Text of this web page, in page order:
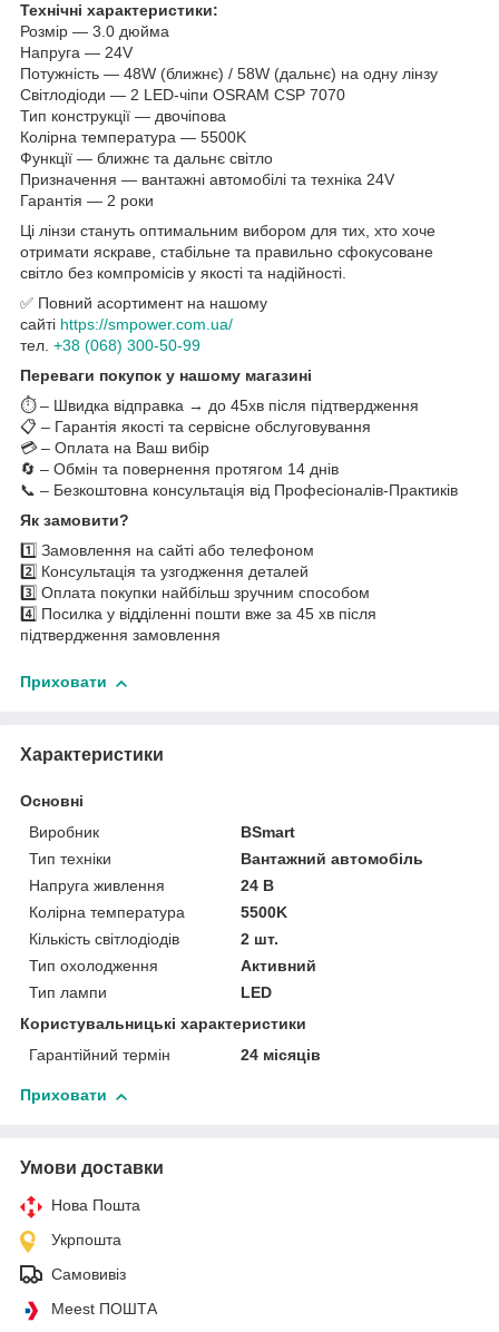
Технічні характеристики:
Розмір — 3.0 дюйма
Напруга — 24V
Потужність — 48W (ближнє) / 58W (дальнє) на одну лінзу
Світлодіоди — 2 LED-чіпи OSRAM CSP 7070
Тип конструкції — двочіпова
Колірна температура — 5500K
Функції — ближнє та дальнє світло
Призначення — вантажні автомобілі та техніка 24V
Гарантія — 2 роки
Ці лінзи стануть оптимальним вибором для тих, хто хоче
отримати яскраве, стабільне та правильно сфокусоване
світло без компромісів у якості та надійності.
✅ Повний асортимент на нашому
сайті https://smpower.com.ua/
тел. +38 (068) 300-50-99
Переваги покупок у нашому магазині
⏱️ – Швидка відправка → до 45хв після підтвердження
📋 – Гарантія якості та сервісне обслуговування
💳 – Оплата на Ваш вибір
🔄 – Обмін та повернення протягом 14 днів
📞 – Безкоштовна консультація від Професіоналів-Практиків
Як замовити?
1️⃣ Замовлення на сайті або телефоном
2️⃣ Консультація та узгодження деталей
3️⃣ Оплата покупки найбільш зручним способом
4️⃣ Посилка у відділенні пошти вже за 45 хв після
підтвердження замовлення
Приховати
Характеристики
Основні
Виробник
BSmart
Тип техніки
Вантажний автомобіль
Напруга живлення
24 В
Колірна температура
5500K
Кількість світлодіодів
2 шт.
Тип охолодження
Активний
Тип лампи
LED
Користувальницькі характеристики
Гарантійний термін
24 місяців
Приховати
Умови доставки
Нова Пошта
Укрпошта
Самовивіз
Meest ПОШТА